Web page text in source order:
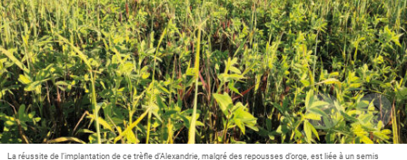
Abonnez-vous
La réussite de l’implantation de ce trèfle d’Alexandrie, malgré des repousses d’orge, est liée à un semis